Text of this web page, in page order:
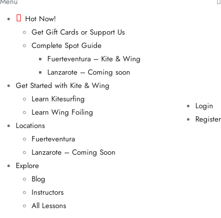
Hot Now!
Get Gift Cards or Support Us
Complete Spot Guide
Fuerteventura – Kite & Wing
Lanzarote – Coming soon
Get Started with Kite & Wing
Learn Kitesurfing
Learn Wing Foiling
Locations
Fuerteventura
Lanzarote – Coming Soon
Explore
Blog
Instructors
All Lessons
Login
Register